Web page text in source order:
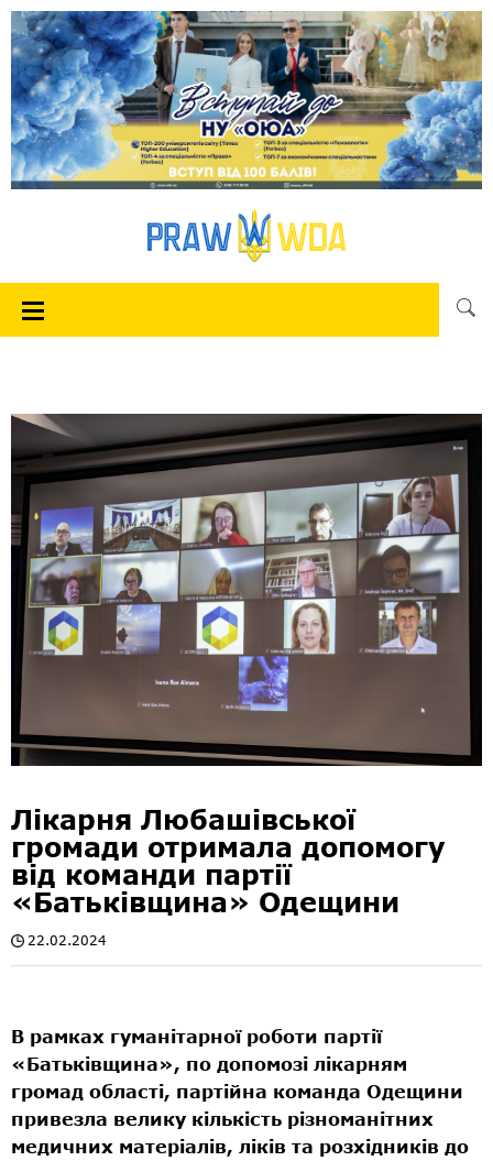
Лікарня Любашівської
громади отримала допомогу
від команди партії
«Батьківщина» Одещини
22.02.2024
В рамках гуманітарної роботи партії
«Батьківщина», по допомозі лікарням
громад області, партійна команда Одещини
привезла велику кількість різноманітних
медичних матеріалів, ліків та розхідників до